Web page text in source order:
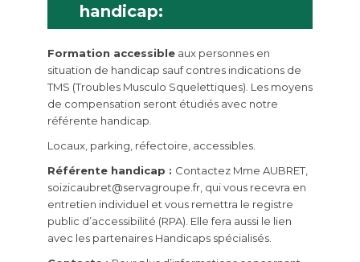
handicap:
Formation accessibleaux personnes en
situation de handicap sauf contres indications de
TMS (Troubles Musculo Squelettiques). Les moyens
de compensation seront étudiés avec notre
référente handicap.
Locaux, parking, réfectoire, accessibles.
Référente handicap : Contactez Mme AUBRET,
soizicaubret@servagroupe.fr, qui vous recevra en
entretien individuel et vous remettra le registre
public d’accessibilité (RPA). Elle fera aussi le lien
avec les partenaires Handicaps spécialisés.